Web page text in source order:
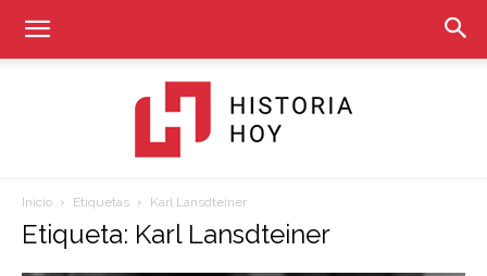
Historia
Inicio Etiquetas Karl Lansdteiner
Etiqueta: Karl Lansdteiner